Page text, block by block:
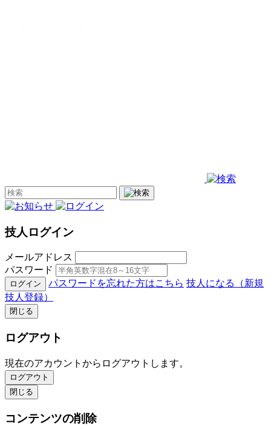
技人ログイン
メールアドレス
パスワード
ログイン パスワードを忘れた方はこちら 技人になる（新規
技人登録）
閉じる
ログアウト
現在のアカウントからログアウトします。
ログアウト
閉じる
コンテンツの削除